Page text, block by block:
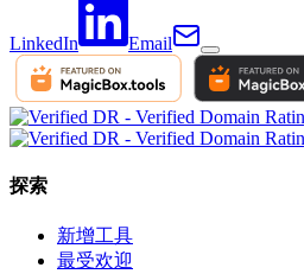
LinkedIn Email
探索
新增工具
最受欢迎